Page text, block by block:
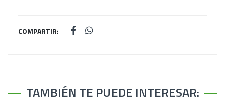
COMPARTIR:
TAMBIÉN TE PUEDE INTERESAR: